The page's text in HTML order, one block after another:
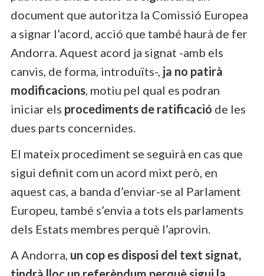
document que autoritza la Comissió Europea
a signar l’acord, acció que també haurà de fer
Andorra. Aquest acord ja signat -amb els
canvis, de forma, introduïts-, ja no patirà
modificacions, motiu pel qual es podran
iniciar els procediments de ratificació de les
dues parts concernides.
El mateix procediment se seguirà en cas que
sigui definit com un acord mixt però, en
aquest cas, a banda d’enviar-se al Parlament
Europeu, també s’envia a tots els parlaments
dels Estats membres perquè l’aprovin.
A Andorra, un cop es disposi del text signat,